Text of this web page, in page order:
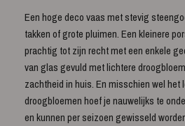
Een hoge deco vaas met stevig
takken of grote pluimen. Een kleinere
prachtig tot zijn recht met een enkele
van glas gevuld met lichtere
zachtheid in huis. En misschien wel het
droogbloemen hoef je nauwelijks te
en kunnen per seizoen gewisseld